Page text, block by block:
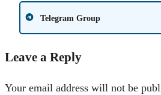
Telegram Group
Leave a Reply
Your email address will not be